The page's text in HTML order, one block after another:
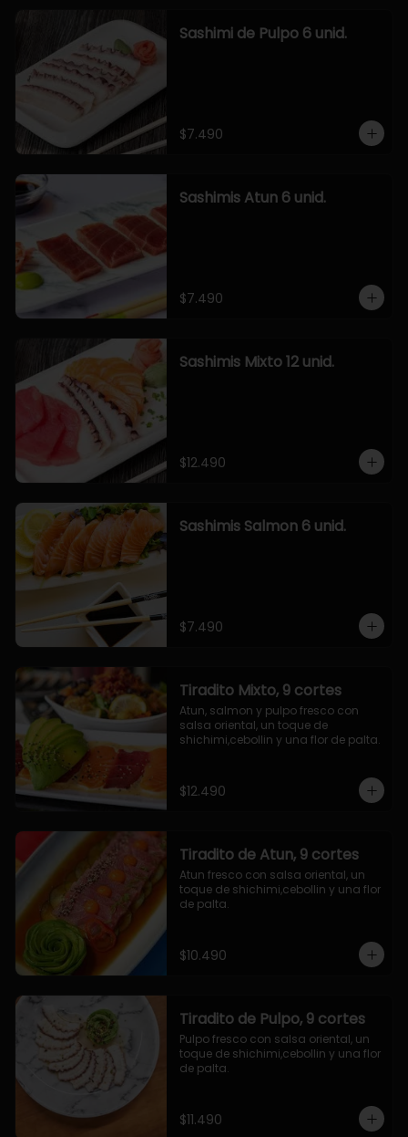
Sashimi de Pulpo 6 unid.
$7.490
Sashimis Atun 6 unid.
$7.490
Sashimis Mixto 12 unid.
$12.490
Sashimis Salmon 6 unid.
$7.490
Tiradito Mixto, 9 cortes
Atun, salmon y pulpo fresco con
salsa oriental, un toque de
shichimi,cebollin y una flor de palta.
$12.490
Tiradito de Atun, 9 cortes
Atun fresco con salsa oriental, un
toque de shichimi,cebollin y una flor
de palta.
$10.490
Tiradito de Pulpo, 9 cortes
Pulpo fresco con salsa oriental, un
toque de shichimi,cebollin y una flor
de palta.
$11.490